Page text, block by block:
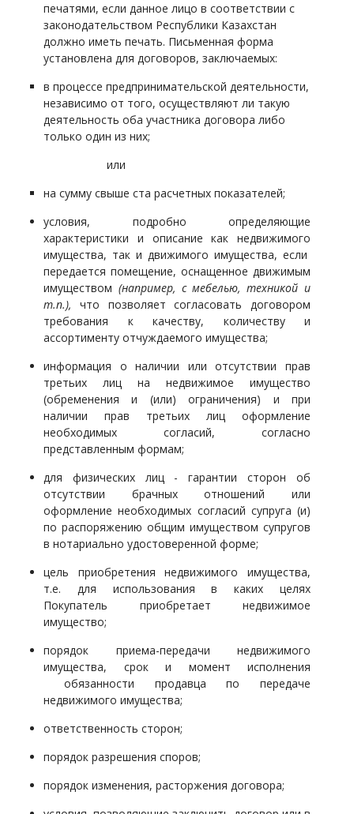
печатями, если данное лицо в соответствии с
законодательством Республики Казахстан
должно иметь печать. Письменная форма
установлена для договоров, заключаемых:
в процессе предпринимательской деятельности,
независимо от того, осуществляют ли такую
деятельность оба участника договора либо
только один из них;
или
на сумму свыше ста расчетных показателей;
условия, подробно определяющие
характеристики и описание как недвижимого
имущества, так и движимого имущества, если
передается помещение, оснащенное движимым
имуществом (например, с мебелью, техникой и
т.п.), что позволяет согласовать договором
требования к качеству, количеству и
ассортименту отчуждаемого имущества;
информация о наличии или отсутствии прав
третьих лиц на недвижимое имущество
(обременения и (или) ограничения) и при
наличии прав третьих лиц оформление
необходимых согласий, согласно
представленным формам;
для физических лиц - гарантии сторон об
отсутствии брачных отношений или
оформление необходимых согласий супруга (и)
по распоряжению общим имуществом супругов
в нотариально удостоверенной форме;
цель приобретения недвижимого имущества,
т.е. для использования в каких целях
Покупатель приобретает недвижимое
имущество;
порядок приема-передачи недвижимого
имущества, срок и момент исполнения
обязанности продавца по передаче
недвижимого имущества;
ответственность сторон;
порядок разрешения споров;
порядок изменения, расторжения договора;